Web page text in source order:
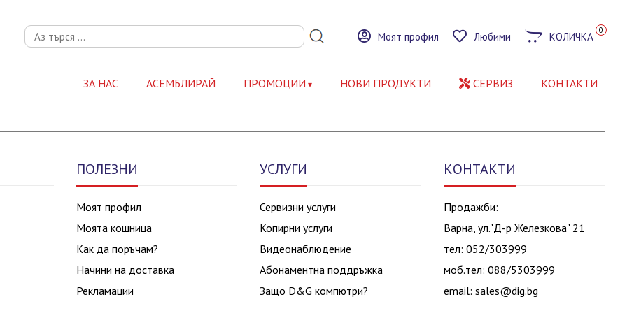
Моят профил Любими КОЛИЧКА 0
ЗА НАС АСЕМБЛИРАЙ ПРОМОЦИИ НОВИ ПРОДУКТИ СЕРВИЗ КОНТАКТИ
ПОЛЕЗНИ
Моят профил
Моята кошница
Как да поръчам?
Начини на доставка
Рекламации
УСЛУГИ
Сервизни услуги
Копирни услуги
Видеонаблюдение
Абонаментна поддръжка
Защо D&G компютри?
КОНТАКТИ
Продажби:
Варна, ул."Д-р Железкова" 21
тел: 052/303999
моб.тел: 088/5303999
email: sales@dig.bg